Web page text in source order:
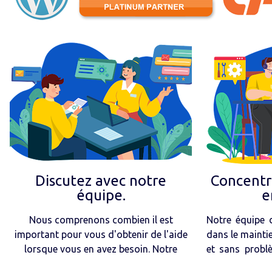
Discutez avec notre
équipe.
Nous comprenons combien il est
important pour vous d'obtenir de l'aide
lorsque vous en avez besoin. Notre
Notre équipe
dans le
et sans